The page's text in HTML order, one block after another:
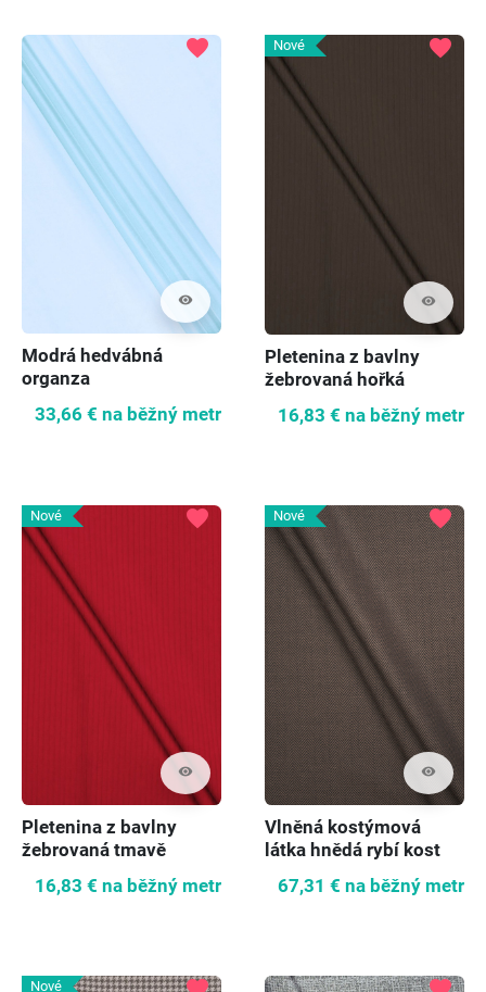
visibility
favorite
Modrá hedvábná
organza
33,66 € na běžný metr
Nové
visibility
favorite
Pletenina z bavlny
žebrovaná hořká
16,83 € na běžný metr
Nové
visibility
favorite
Pletenina z bavlny
žebrovaná tmavě
16,83 € na běžný metr
Nové
visibility
favorite
Vlněná kostýmová
látka hnědá rybí kost
67,31 € na běžný metr
Nové